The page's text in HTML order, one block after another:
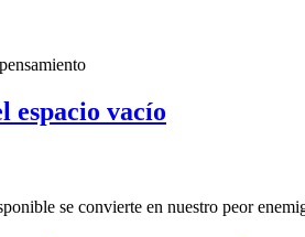
espacio vacío
se convierte en nuestro peor